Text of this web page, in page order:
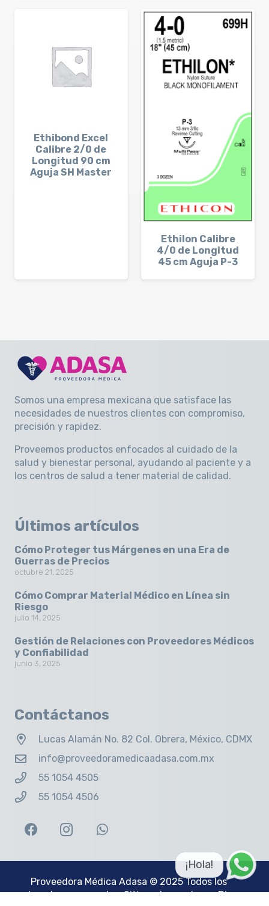
Ethibond Excel
Calibre 2/0 de
Longitud 90 cm
Aguja SH Master
Ethilon Calibre
4/0 de Longitud
45 cm Aguja P-3
Somos una empresa mexicana que satisface las
necesidades de nuestros clientes con compromiso,
precisión y rapidez.
Proveemos productos enfocados al cuidado de la
salud y bienestar personal, ayudando al paciente y a
los centros de salud a tener material de calidad.
Últimos artículos
Cómo Proteger tus Márgenes en una Era de
Guerras de Precios
octubre 21, 2025
Cómo Comprar Material Médico en Línea sin
Riesgo
julio 14, 2025
Gestión de Relaciones con Proveedores Médicos
y Confiabilidad
junio 3, 2025
Contáctanos
Lucas Alamán No. 82 Col. Obrera, México, CDMX
info@proveedoramedicaadasa.com.mx
55 1054 4505
55 1054 4506
Proveedora Médica Adasa © 2025 Todos los
derechos reservados. Sitio web creado porBig
¡Hola!